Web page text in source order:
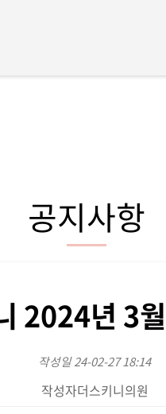
공지사항
2024년 3
작성일24-02-27 18:14
작성자더스키니의원